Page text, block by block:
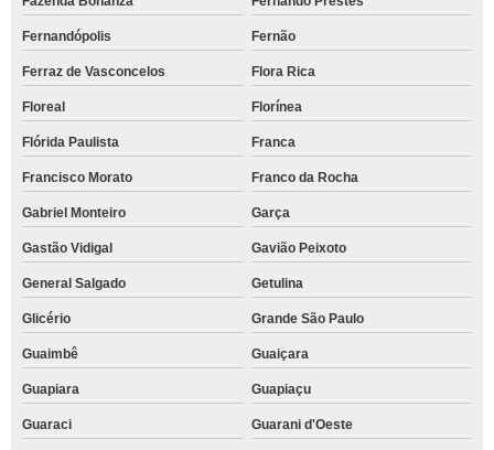
Fernandópolis Fernão
Ferraz de Vasconcelos Flora Rica
Floreal Florínea
Flórida Paulista Franca
Francisco Morato Franco da Rocha
Gabriel Monteiro Garça
Gastão Vidigal Gavião Peixoto
General Salgado Getulina
Glicério Grande São Paulo
Guaimbê Guaiçara
Guapiara Guapiaçu
Guaraci Guarani d'Oeste